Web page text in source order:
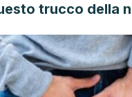
trucco della